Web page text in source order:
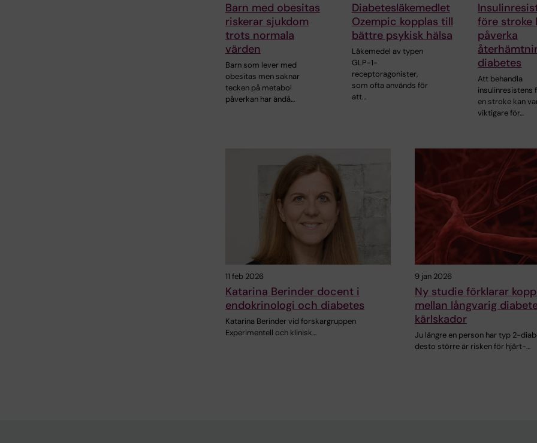
Barn med obesitas
riskerar sjukdom
trots normala
värden
Barn som lever med
obesitas men saknar
tecken på metabol
påverkan har ändå…
Diabetesläkemedlet
Ozempic kopplas till
bättre psykisk hälsa
Läkemedel av typen
GLP-1-
receptoragonister,
som ofta används för
att…
före stroke
påverka
diabetes
Att behandla
insulinresistens
en stroke kan
viktigare för…
11 feb 2026
Katarina Berinder docent i
endokrinologi och diabetes
Katarina Berinder vid forskargruppen
Experimentell och klinisk…
9 jan 2026
Ny studie förklarar
mellan långvarig
kärlskador
Ju längre en person har typ 2-
desto större är risken för hjärt-…